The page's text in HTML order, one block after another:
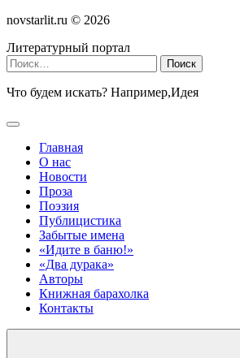
novstarlit.ru © 2026
Литературный портал
Найти:
Что будем искать? Например,Идея
Главная
О нас
Новости
Проза
Поэзия
Публицистика
Забытые имена
«Идите в баню!»
«Два дурака»
Авторы
Книжная барахолка
Контакты